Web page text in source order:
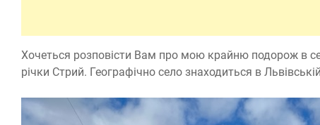
Хочеться розповісти Вам про мою крайню подорож в
річки Стрий. Географічно село знаходиться в